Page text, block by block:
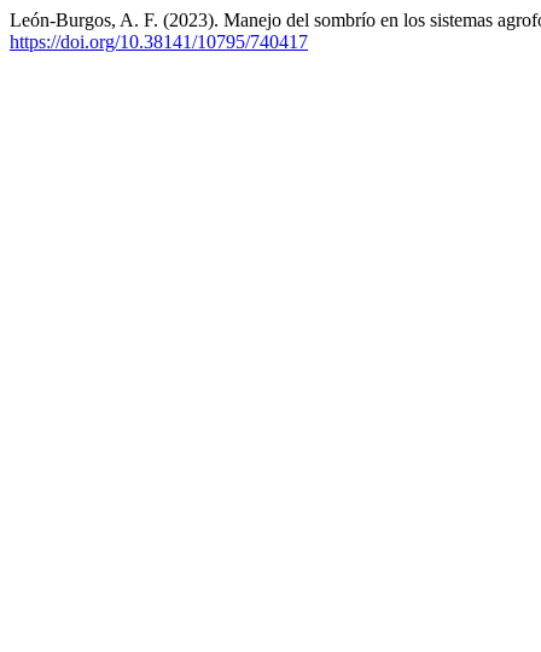
León-Burgos, A. F. (2023). Manejo del sombrío en los sistemas
https://doi.org/10.38141/10795/740417